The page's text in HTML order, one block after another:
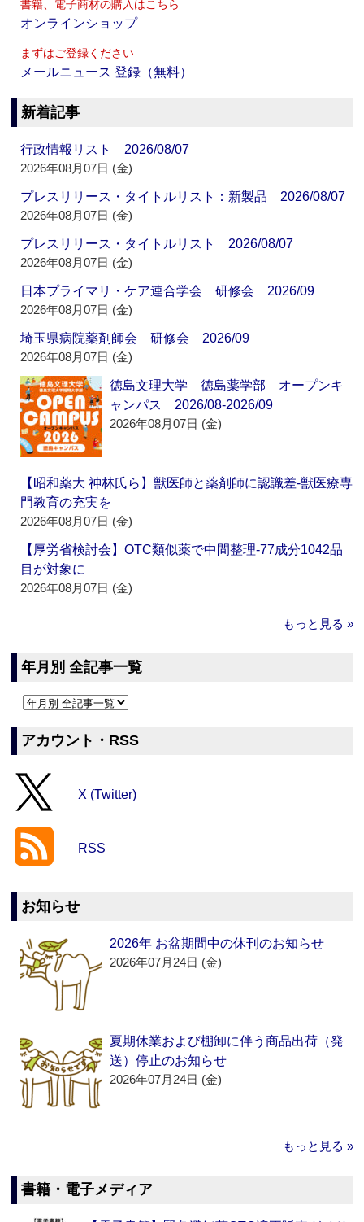
書籍、電子商材の購入はこちら
オンラインショップ
まずはご登録ください
メールニュース 登録（無料）
新着記事
行政情報リスト 2026/08/07
2026年08月07日 (金)
プレスリリース・タイトルリスト：新製品 2026/08/07
2026年08月07日 (金)
プレスリリース・タイトルリスト 2026/08/07
2026年08月07日 (金)
日本プライマリ・ケア連合学会 研修会 2026/09
2026年08月07日 (金)
埼玉県病院薬剤師会 研修会 2026/09
2026年08月07日 (金)
徳島文理大学 徳島薬学部 オープンキ
ャンパス 2026/08-2026/09
2026年08月07日 (金)
【昭和薬大 神林氏ら】獣医師と薬剤師に認識差‐獣医療専
門教育の充実を
2026年08月07日 (金)
【厚労省検討会】OTC類似薬で中間整理‐77成分1042品
目が対象に
2026年08月07日 (金)
もっと見る »
年月別 全記事一覧
アカウント・RSS
X (Twitter)
RSS
お知らせ
2026年 お盆期間中の休刊のお知らせ
2026年07月24日 (金)
夏期休業および棚卸に伴う商品出荷（発
送）停止のお知らせ
2026年07月24日 (金)
もっと見る »
書籍・電子メディア